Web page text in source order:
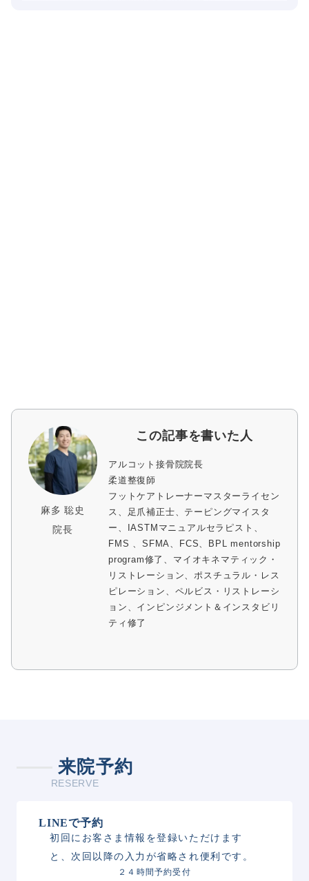
麻多 聡史
院長
この記事を書いた人
アルコット接骨院院長
柔道整復師
フットケアトレーナーマスターライセン
ス、足爪補正士、テーピングマイスタ
ー、IASTMマニュアルセラピスト、
FMS 、SFMA、FCS、BPL mentorship
program修了、マイオキネマティック・
リストレーション、ポスチュラル・レス
ピレーション、ペルビス・リストレーシ
ョン、インピンジメント＆インスタビリ
ティ修了
来院予約
RESERVE
LINEで予約
初回にお客さま情報を登録いただけます
と、次回以降の入力が省略され便利です。
２４時間予約受付